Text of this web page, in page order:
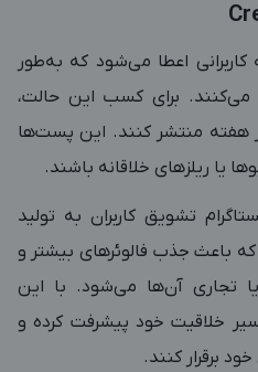
اعطا می‌شود که به‌طور
می‌کنند. برای کسب این حالت،
هفته منتشر کنند. این پست‌ها
یا ریلزهای خلاقانه باشند.
تشویق کاربران به تولید
باعث جذب فالوئرهای بیشتر و
تجاری آن‌ها می‌شود. با این
خلاقیت خود پیشرفت کرده و
برقرار کنند.